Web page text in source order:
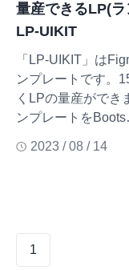
量産できるLP(
LP-UIKIT
「LP-UIKIT」は
ンプレートです。
くLPの量産ができ
ンプレートを
2023 / 08 / 14
1